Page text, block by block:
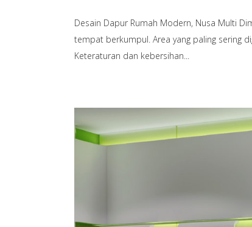
Desain Dapur Rumah Modern, Nusa Multi
tempat berkumpul. Area yang paling sering
Keteraturan dan kebersihan